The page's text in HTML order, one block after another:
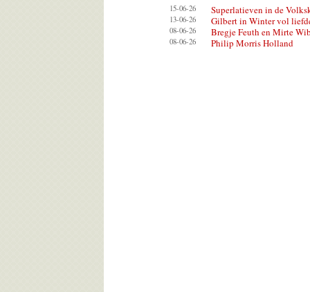
15-06-26 Superlatieven in de
13-06-26 Gilbert in Winter vol
08-06-26 Bregje Feuth en Mirte
08-06-26 Philip Morris Holland